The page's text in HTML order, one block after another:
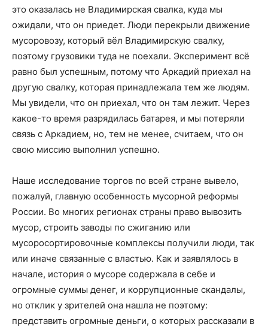
это оказалась не Владимирская свалка, куда мы
ожидали, что он приедет. Люди перекрыли движение
мусоровозу, который вёл Владимирскую свалку,
поэтому грузовики туда не поехали. Эксперимент всё
равно был успешным, потому что Аркадий приехал на
другую свалку, которая принадлежала тем же людям.
Мы увидели, что он приехал, что он там лежит. Через
какое-то время разрядилась батарея, и мы потеряли
связь с Аркадием, но, тем не менее, считаем, что он
свою миссию выполнил успешно.
Наше исследование торгов по всей стране вывело,
пожалуй, главную особенность мусорной реформы
России. Во многих регионах страны право вывозить
мусор, строить заводы по сжиганию или
мусоросортировочные комплексы получили люди, так
или иначе связанные с властью. Как и заявлялось в
начале, история о мусоре содержала в себе и
огромные суммы денег, и коррупционные скандалы,
но отклик у зрителей она нашла не поэтому:
представить огромные деньги, о которых рассказали в